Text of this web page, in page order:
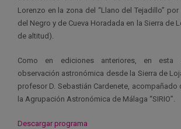
Lorenzo en la zona del “Llano del Tejadillo”
del Negro y de Cueva Horadada en la Sierra de
de altitud).
Como en ediciones anteriores, en esta
observación astronómica desde la Sierra de
profesor D. Sebastián Cardenete,
la Agrupación Astronómica de Málaga “SIRIO”.
Descargar programa